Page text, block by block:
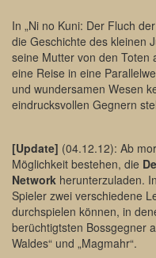
In „Ni no Kuni: Der Fluch
die Geschichte des kleinen
seine Mutter von den Toten
eine Reise in eine
und wundersamen Wesen
eindrucksvollen Gegnern
[Update] (04.12.12): Ab
Möglichkeit bestehen, die
Network herunterzuladen.
Spieler zwei verschiedene
durchspielen können, in
berüchtigtsten Bossgegner
Waldes“ und „Magmahr“.